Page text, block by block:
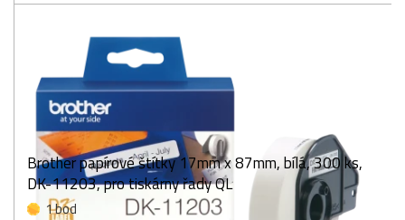
Brother papírové štítky 17mm x 87mm, bílá, 300 ks,
DK-11203, pro tiskárny řady QL
1 bod